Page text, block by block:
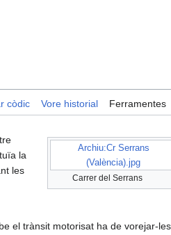
còdic Vore historial Ferramentes
Archiu:Cr Serrans
(València).jpg
Carrer del Serrans
la
les
el trànsit motorisat ha de vorejar-les